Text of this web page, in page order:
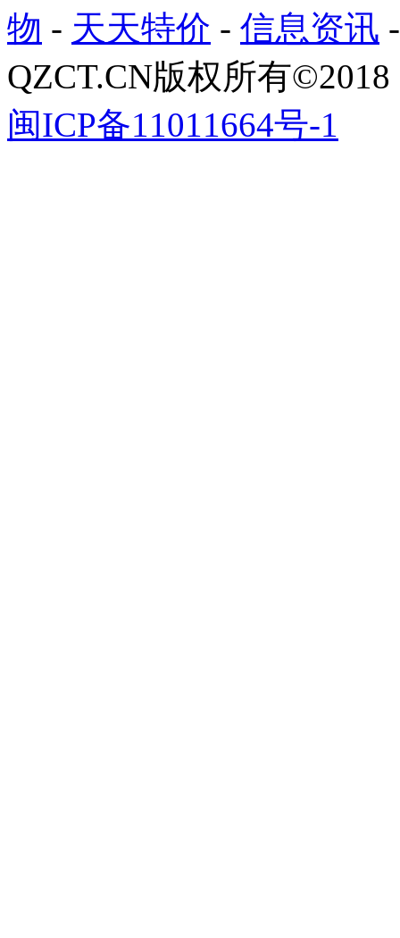
物 - 天天特价 - 信息资讯
QZCT.CN版权所有
闽ICP备11011664号-1